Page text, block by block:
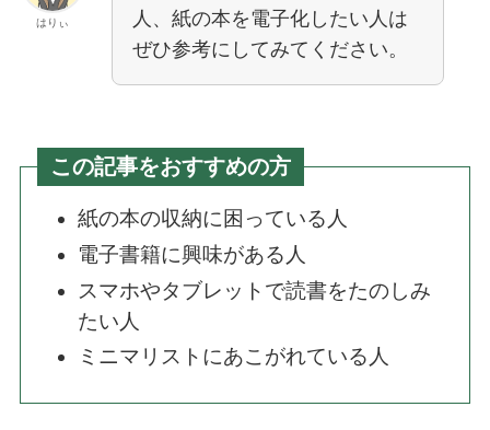
はりぃ
人、紙の本を電子化したい人は
ぜひ参考にしてみてください。
この記事をおすすめの方
紙の本の収納に困っている人
電子書籍に興味がある人
スマホやタブレットで読書をたのしみ
たい人
ミニマリストにあこがれている人